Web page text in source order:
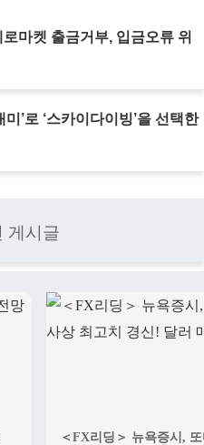
로마켓 출금거부, 입금오류 위
미’로 ‘스카이다이빙’을 선택한
게시글
＜FX리딩＞ 뉴욕증시,